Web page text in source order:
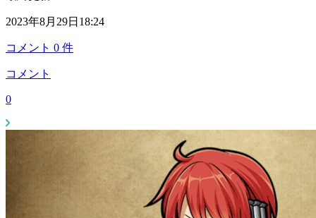
2023年8月29日18:24
コメント 0 件
コメント
0